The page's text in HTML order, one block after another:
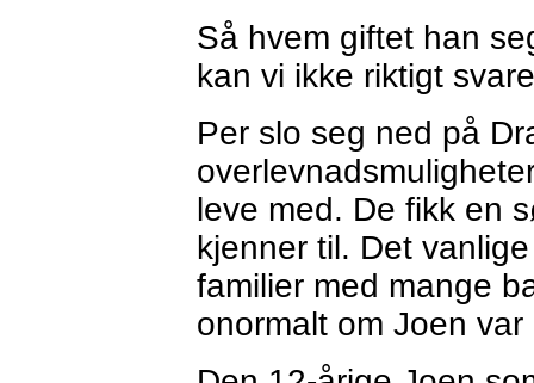
Så hvem giftet han
kan vi ikke riktigt
Per slo seg ned på
leve med. De fikk en
kjenner til. Det
familier med mange
onormalt om Joen